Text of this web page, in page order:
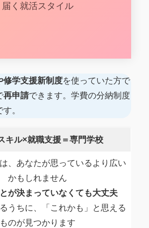
届く就活スタイル
修学支援新制度を使っていた方で
再申請できます。学費の分納制度
。
キル×就職支援＝専門学校
、あなたが思っているより広い
かもしれません
が決まっていなくても大丈夫
うちに、「これかも」と思える
ものが見つかります